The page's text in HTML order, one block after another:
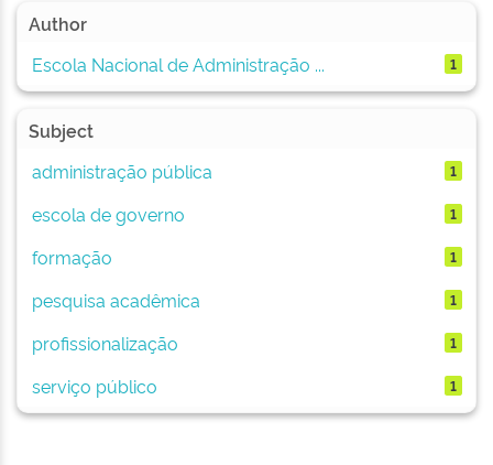
Author
Escola Nacional de Administração ...
1
Subject
administração pública
1
escola de governo 1
formação 1
pesquisa acadêmica 1
profissionalização 1
serviço público 1